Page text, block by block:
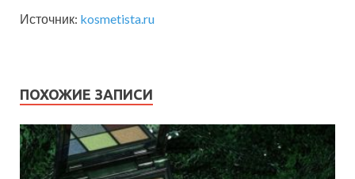
Источник: kosmetista.ru
ПОХОЖИЕ ЗАПИСИ